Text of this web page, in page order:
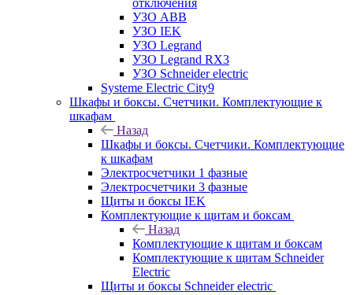
УЗО ABB
УЗО IEK
УЗО Legrand
УЗО Legrand RX3
УЗО Schneider electric
Systeme Electric City9
Шкафы и боксы. Счетчики. Комплектующие к
шкафам
Назад
Шкафы и боксы. Счетчики. Комплектующие
к шкафам
Электросчетчики 1 фазные
Электросчетчики 3 фазные
Щиты и боксы IEK
Комплектующие к щитам и боксам
Назад
Комплектующие к щитам и боксам
Комплектующие к щитам Schneider
Electric
Щиты и боксы Schneider electric